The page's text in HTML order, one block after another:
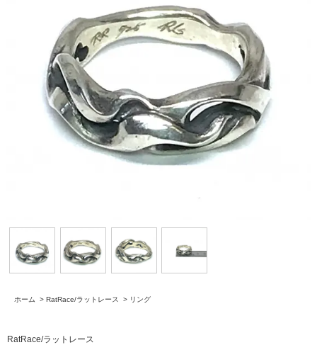
ホーム > RatRace/ラットレース > リング
RatRace/ラットレース